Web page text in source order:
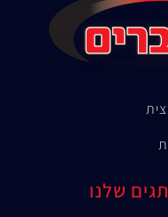
שלנו